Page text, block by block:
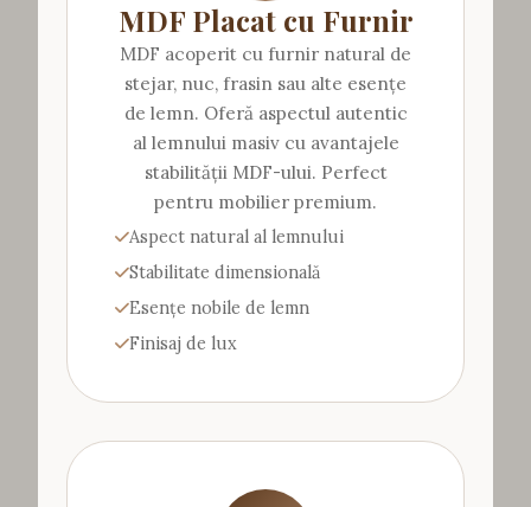
MDF Placat cu Furnir
MDF acoperit cu furnir natural de
stejar, nuc, frasin sau alte esențe
de lemn. Oferă aspectul autentic
al lemnului masiv cu avantajele
stabilității MDF-ului. Perfect
pentru mobilier premium.
Aspect natural al lemnului
Stabilitate dimensională
Esențe nobile de lemn
Finisaj de lux